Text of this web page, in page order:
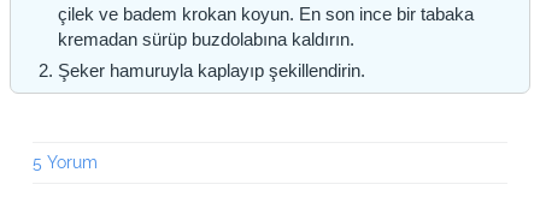
çilek ve badem krokan koyun. En son ince bir tabaka
kremadan sürüp buzdolabına kaldırın.
Şeker hamuruyla kaplayıp şekillendirin.
5 Yorum